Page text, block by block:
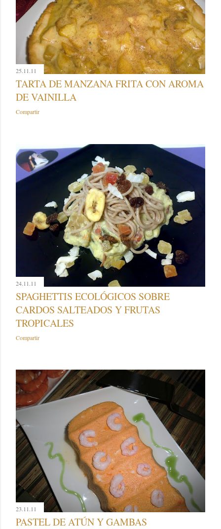
25.11.11
TARTA DE MANZANA FRITA CON AROMA
DE VAINILLA
Compartir
24.11.11
SPAGHETTIS ECOLÓGICOS SOBRE
CARDOS SALTEADOS Y FRUTAS
TROPICALES
Compartir
23.11.11
PASTEL DE ATÚN Y GAMBAS